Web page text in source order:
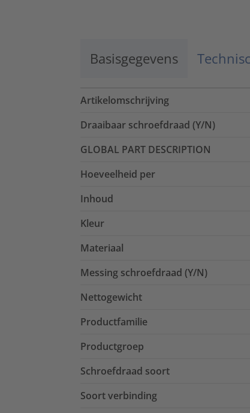
Basisgegevens
Artikelomschrijving
Draaibaar schroefdraad (Y/N)
GLOBAL PART DESCRIPTION
Hoeveelheid per
Inhoud
Kleur
Materiaal
Messing schroefdraad (Y/N)
Nettogewicht
Productfamilie
Productgroep
Schroefdraad soort
Soort verbinding